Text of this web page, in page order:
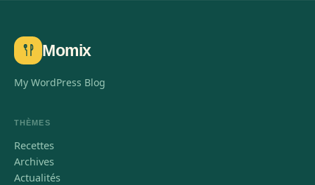
Momix
My WordPress Blog
THÈMES
Recettes
Archives
Actualités